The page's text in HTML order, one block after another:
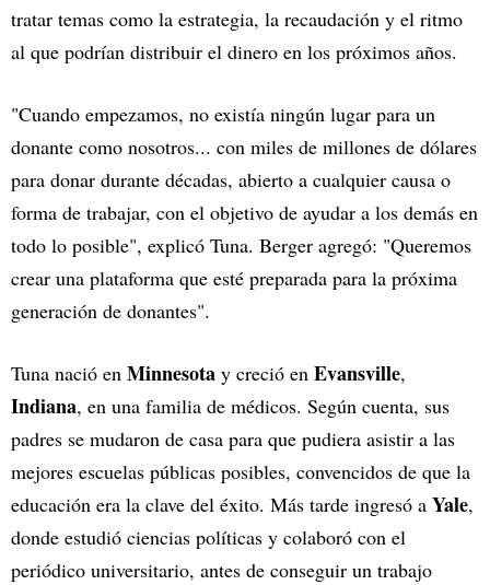
tratar temas como la estrategia, la recaudación y el ritmo
al que podrían distribuir el dinero en los próximos años.
"Cuando empezamos, no existía ningún lugar para un
donante como nosotros... con miles de millones de dólares
para donar durante décadas, abierto a cualquier causa o
forma de trabajar, con el objetivo de ayudar a los demás en
todo lo posible", explicó Tuna. Berger agregó: "Queremos
crear una plataforma que esté preparada para la próxima
generación de donantes".
Tuna nació en Minnesota y creció en Evansville,
Indiana, en una familia de médicos. Según cuenta, sus
padres se mudaron de casa para que pudiera asistir a las
mejores escuelas públicas posibles, convencidos de que la
educación era la clave del éxito. Más tarde ingresó a Yale,
donde estudió ciencias políticas y colaboró con el
periódico universitario, antes de conseguir un trabajo